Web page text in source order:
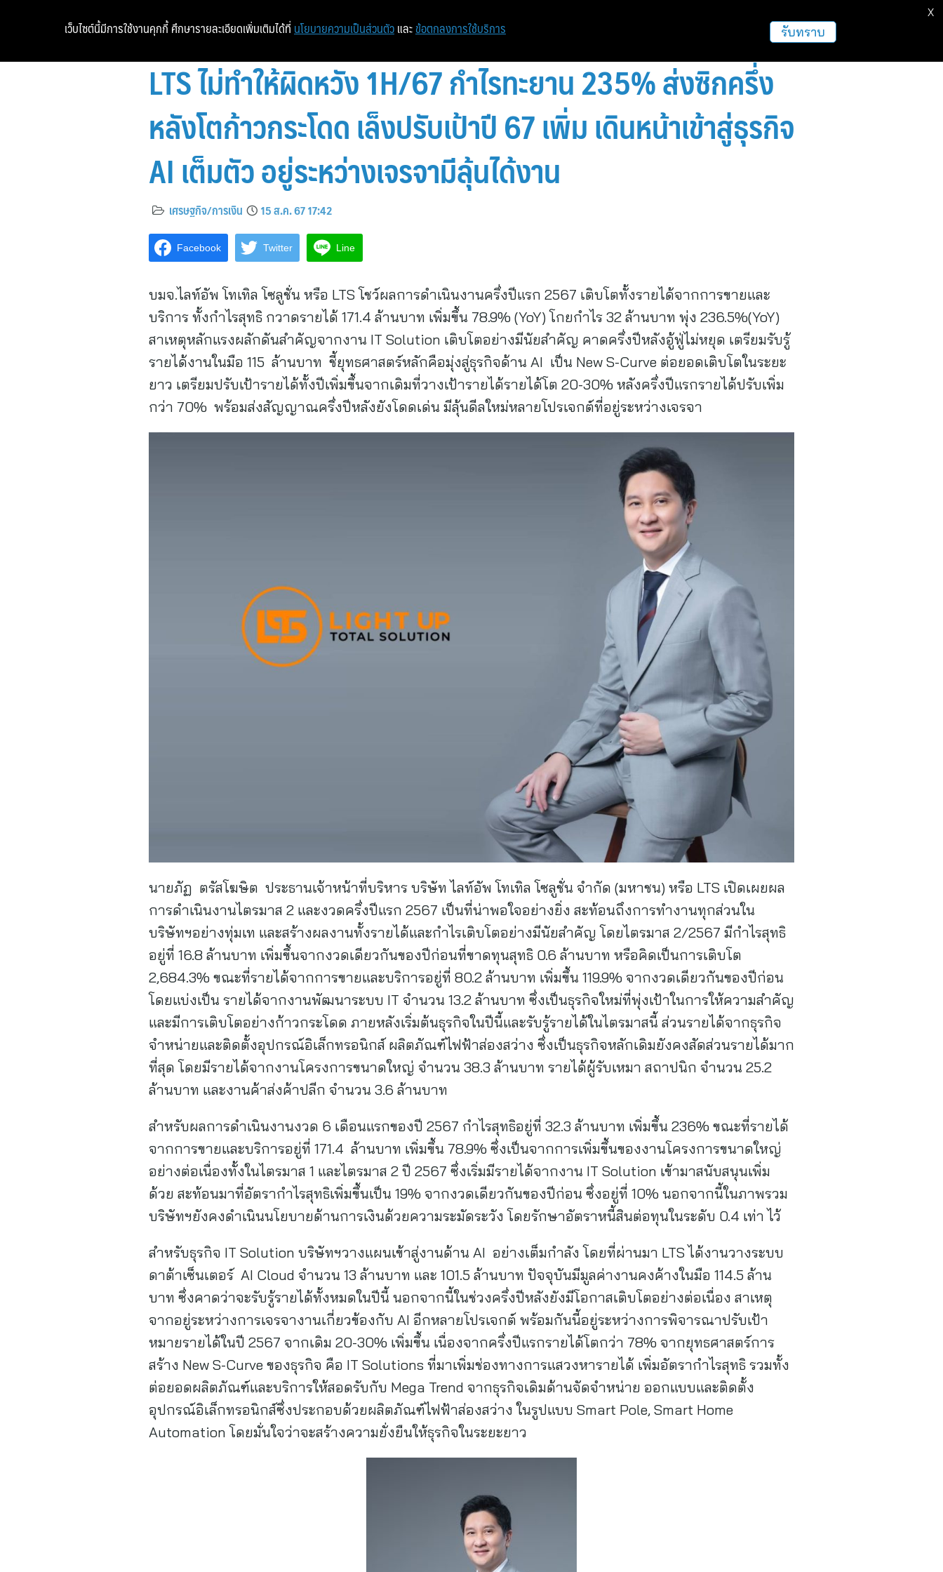
หน้าแรก ท่องเที่ยว ฝากข่าวประชาสัมพันธ์
LTS ไม่ทำให้ผิดหวัง 1H/67 กำไรทะยาน 235% ส่งซิกครึ่ง
หลังโตก้าวกระโดด เล็งปรับเป้าปี 67 เพิ่ม เดินหน้าเข้าสู่ธุรกิจ
AI เต็มตัว อยู่ระหว่างเจรจามีลุ้นได้งาน
เศรษฐกิจ/การเงิน 15 ส.ค. 67 17:42
Facebook Twitter Line
บมจ.ไลท์อัพ โทเทิล โซลูชั่น หรือ LTS โชว์ผลการดำเนินงานครึ่งปีแรก 2567 เติบโตทั้งรายได้จากการขายและ
บริการ ทั้งกำไรสุทธิ กวาดรายได้ 171.4 ล้านบาท เพิ่มขึ้น 78.9% (YoY) โกยกำไร 32 ล้านบาท พุ่ง 236.5%(YoY)
สาเหตุหลักแรงผลักดันสำคัญจากงาน IT Solution เติบโตอย่างมีนัยสำคัญ คาดครึ่งปีหลังอู้ฟู่ไม่หยุด เตรียมรับรู้
รายได้งานในมือ 115 ล้านบาท ชี้ยุทธศาสตร์หลักคือมุ่งสู่ธุรกิจด้าน AI เป็น New S-Curve ต่อยอดเติบโตในระยะ
ยาว เตรียมปรับเป้ารายได้ทั้งปีเพิ่มขึ้นจากเดิมที่วางเป้ารายได้รายได้โต 20-30% หลังครึ่งปีแรกรายได้ปรับเพิ่ม
กว่า 70% พร้อมส่งสัญญาณครึ่งปีหลังยังโดดเด่น มีลุ้นดีลใหม่หลายโปรเจกต์ที่อยู่ระหว่างเจรจา
นายภัฏ ตรัสโฆษิต ประธานเจ้าหน้าที่บริหาร บริษัท ไลท์อัพ โทเทิล โซลูชั่น จำกัด (มหาชน) หรือ LTS เปิดเผยผล
การดำเนินงานไตรมาส 2 และงวดครึ่งปีแรก 2567 เป็นที่น่าพอใจอย่างยิ่ง สะท้อนถึงการทำงานทุกส่วนใน
บริษัทฯอย่างทุ่มเท และสร้างผลงานทั้งรายได้และกำไรเติบโตอย่างมีนัยสำคัญ โดยไตรมาส 2/2567 มีกำไรสุทธิ
อยู่ที่ 16.8 ล้านบาท เพิ่มขึ้นจากงวดเดียวกันของปีก่อนที่ขาดทุนสุทธิ 0.6 ล้านบาท หรือคิดเป็นการเติบโต
2,684.3% ขณะที่รายได้จากการขายและบริการอยู่ที่ 80.2 ล้านบาท เพิ่มขึ้น 119.9% จากงวดเดียวกันของปีก่อน
โดยแบ่งเป็น รายได้จากงานพัฒนาระบบ IT จำนวน 13.2 ล้านบาท ซึ่งเป็นธุรกิจใหม่ที่พุ่งเป้าในการให้ความสำคัญ
และมีการเติบโตอย่างก้าวกระโดด ภายหลังเริ่มต้นธุรกิจในปีนี้และรับรู้รายได้ในไตรมาสนี้ ส่วนรายได้จากธุรกิจ
จำหน่ายและติดตั้งอุปกรณ์อิเล็กทรอนิกส์ ผลิตภัณฑ์ไฟฟ้าส่องสว่าง ซึ่งเป็นธุรกิจหลักเดิมยังคงสัดส่วนรายได้มาก
ที่สุด โดยมีรายได้จากงานโครงการขนาดใหญ่ จำนวน 38.3 ล้านบาท รายได้ผู้รับเหมา สถาปนิก จำนวน 25.2
ล้านบาท และงานค้าส่งค้าปลีก จำนวน 3.6 ล้านบาท
สำหรับผลการดำเนินงานงวด 6 เดือนแรกของปี 2567 กำไรสุทธิอยู่ที่ 32.3 ล้านบาท เพิ่มขึ้น 236% ขณะที่รายได้
จากการขายและบริการอยู่ที่ 171.4 ล้านบาท เพิ่มขึ้น 78.9% ซึ่งเป็นจากการเพิ่มขึ้นของงานโครงการขนาดใหญ่
อย่างต่อเนื่องทั้งในไตรมาส 1 และไตรมาส 2 ปี 2567 ซึ่งเริ่มมีรายได้จากงาน IT Solution เข้ามาสนับสนุนเพิ่ม
ด้วย สะท้อนมาที่อัตรากำไรสุทธิเพิ่มขึ้นเป็น 19% จากงวดเดียวกันของปีก่อน ซึ่งอยู่ที่ 10% นอกจากนี้ในภาพรวม
บริษัทฯยังคงดำเนินนโยบายด้านการเงินด้วยความระมัดระวัง โดยรักษาอัตราหนี้สินต่อทุนในระดับ 0.4 เท่า ไว้
สำหรับธุรกิจ IT Solution บริษัทฯวางแผนเข้าสู่งานด้าน AI อย่างเต็มกำลัง โดยที่ผ่านมา LTS ได้งานวางระบบ
ดาต้าเซ็นเตอร์ AI Cloud จำนวน 13 ล้านบาท และ 101.5 ล้านบาท ปัจจุบันมีมูลค่างานคงค้างในมือ 114.5 ล้าน
บาท ซึ่งคาดว่าจะรับรู้รายได้ทั้งหมดในปีนี้ นอกจากนี้ในช่วงครึ่งปีหลังยังมีโอกาสเติบโตอย่างต่อเนื่อง สาเหตุ
จากอยู่ระหว่างการเจรจางานเกี่ยวข้องกับ AI อีกหลายโปรเจกต์ พร้อมกันนี้อยู่ระหว่างการพิจารณาปรับเป้า
หมายรายได้ในปี 2567 จากเดิม 20-30% เพิ่มขึ้น เนื่องจากครึ่งปีแรกรายได้โตกว่า 78% จากยุทธศาสตร์การ
สร้าง New S-Curve ของธุรกิจ คือ IT Solutions ที่มาเพิ่มช่องทางการแสวงหารายได้ เพิ่มอัตรากำไรสุทธิ รวมทั้ง
ต่อยอดผลิตภัณฑ์และบริการให้สอดรับกับ Mega Trend จากธุรกิจเดิมด้านจัดจำหน่าย ออกแบบและติดตั้ง
อุปกรณ์อิเล็กทรอนิกส์ซึ่งประกอบด้วยผลิตภัณฑ์ไฟฟ้าส่องสว่าง ในรูปแบบ Smart Pole, Smart Home
Automation โดยมั่นใจว่าจะสร้างความยั่งยืนให้ธุรกิจในระยะยาว
เว็บไซต์นี้มีการใช้งานคุกกี้ ศึกษารายละเอียดเพิ่มเติมได้ที่ นโยบายความเป็นส่วนตัว และ ข้อตกลงการใช้บริการ รับทราบ
X